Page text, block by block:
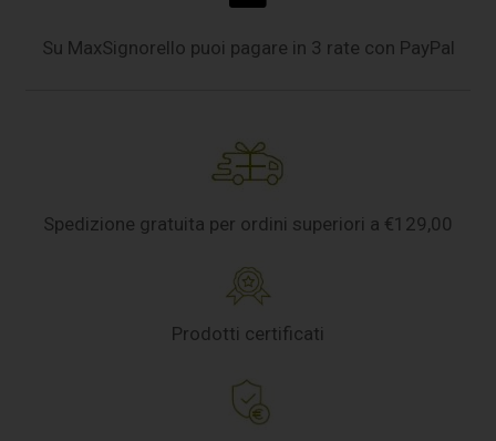
Su MaxSignorello puoi pagare in 3 rate con PayPal
Spedizione gratuita per ordini superiori a €129,00
Prodotti certificati